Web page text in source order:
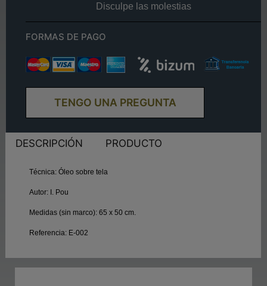
Disculpe las molestias
FORMAS DE PAGO
TENGO UNA PREGUNTA
DESCRIPCIÓN PRODUCTO
Técnica:Óleo sobre tela
Autor: I. Pou
Medidas (sin marco): 65 x 50 cm.
Referencia: E-002